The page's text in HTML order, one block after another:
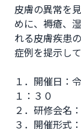
皮膚の異常を
めに、褥瘡、
れる皮膚疾患
症例を提示し
１．開催日：
１：３０
２．研修会名
３．開催形式